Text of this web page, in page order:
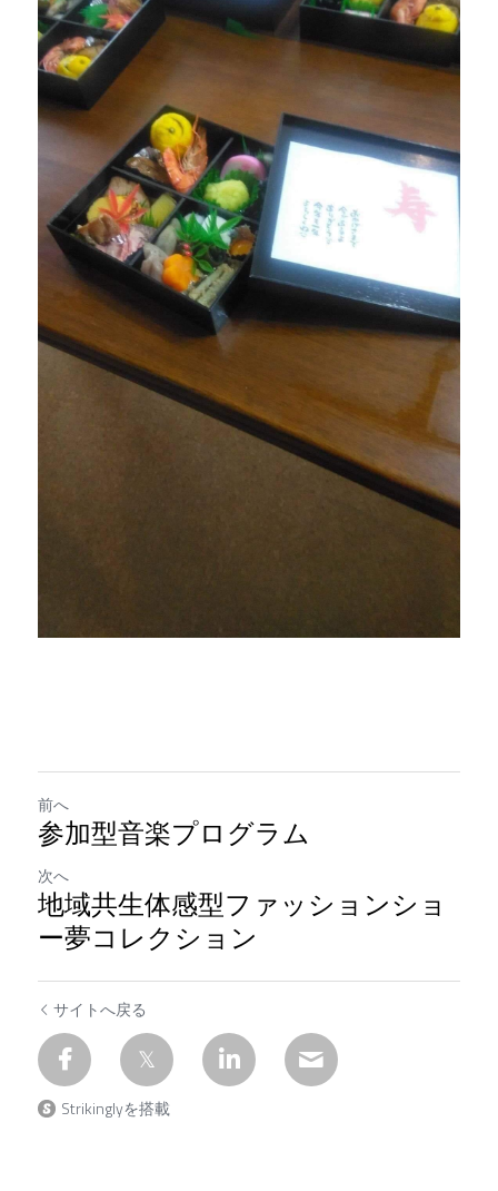
前へ
参加型音楽プログラム
次へ
地域共生体感型ファッションショ
ー夢コレクション
サイトへ戻る
Strikinglyを搭載